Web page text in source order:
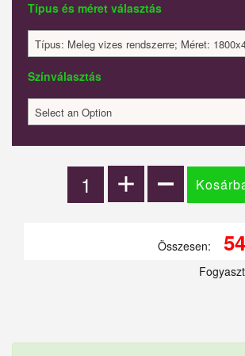
Típus és méret választás
Színválasztás
Select an Option
Összesen: